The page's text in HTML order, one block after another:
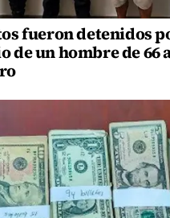
fueron detenidos
de un hombre de 66